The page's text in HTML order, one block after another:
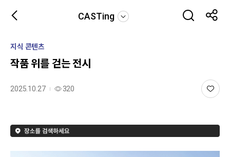
CASTing
지식 콘텐츠
작품 위를 걷는 전시
2025.10.27 320